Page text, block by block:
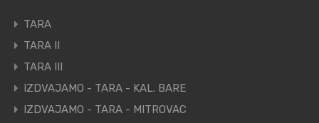
TARA
TARA II
TARA III
IZDVAJAMO - TARA - KAL. BARE
IZDVAJAMO - TARA - MITROVAC